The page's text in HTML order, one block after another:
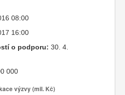
08:00
16:00
o podporu: 30. 4.
000